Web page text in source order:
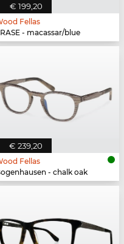
€ 199,20
Fellas
- macassar/blue
€ 239,20
Fellas
- chalk oak